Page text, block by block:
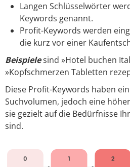
Langen Schlüsselwörter
Keywords genannt.
Profit-Keywords werden
die kurz vor einer
Beispielesind »Hotel buchen
»Kopfschmerzen Tabletten
Diese Profit-Keywords haben
Suchvolumen, jedoch eine
sie gezielt auf die Bedürfnisse
sind.